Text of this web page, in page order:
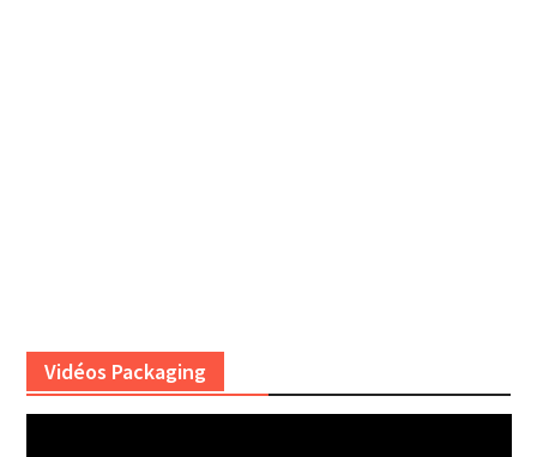
Vidéos Packaging